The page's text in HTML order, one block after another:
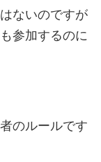
ないのですが
参加するのに
のルールです